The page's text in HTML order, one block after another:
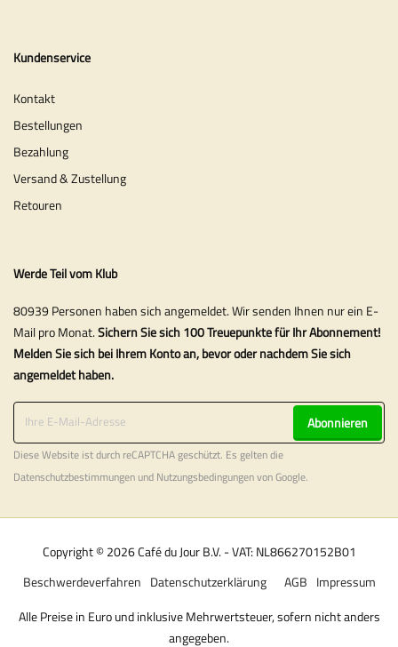
Kundenservice
Kontakt
Bestellungen
Bezahlung
Versand & Zustellung
Retouren
Werde Teil vom Klub
80939 Personen haben sich angemeldet. Wir senden Ihnen nur ein E-
Mail pro Monat.Sichern Sie sich 100 Treuepunkte für Ihr Abonnement!
Melden Sie sich bei Ihrem Konto an, bevor oder nachdem Sie sich
angemeldet haben.
Abonnieren
Diese Website ist durch reCAPTCHA geschützt. Es gelten die
Datenschutzbestimmungen und Nutzungsbedingungenvon Google.
Copyright © 2026 Café du Jour B.V. - VAT: NL866270152B01
Impressum
AGB
Datenschutzerklärung
Beschwerdeverfahren
Alle Preise in Euro und inklusive Mehrwertsteuer, sofern nicht anders
angegeben.